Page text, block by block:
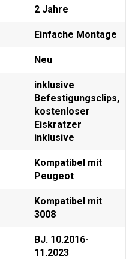
2 Jahre
Einfache Montage
Neu
inklusive
Befestigungsclips,
kostenloser
Eiskratzer
inklusive
Kompatibel mit
Peugeot
Kompatibel mit
3008
BJ. 10.2016-
11.2023